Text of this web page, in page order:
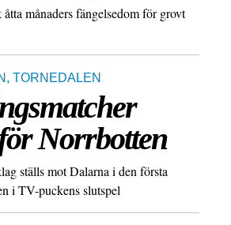
månaders fängelsedom för grovt
, TORNEDALEN
Norrbotten
ställs mot Dalarna i den första
i TV-puckens slutspel